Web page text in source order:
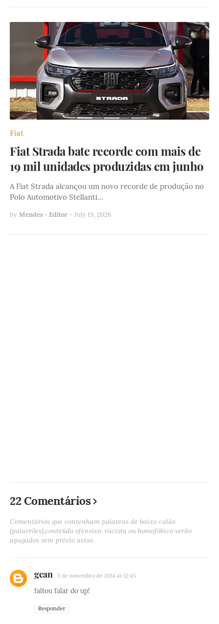
Fiat
Fiat Strada bate recorde com mais de
19 mil unidades produzidas em junho
A Fiat Strada alcançou um novo recorde de produção no
Polo Automotivo Stellanti…
by Mendes - Editor - July 19, 2026
22 Comentários
Comentários que contenham palavras de baixo calão
(palavrões),conteúdo ofensivo, racista ou homofóbico serão
apagados sem prévio aviso.
gean 5 de novembro de 2014 às 12:45
faltou falar do up!
Responder